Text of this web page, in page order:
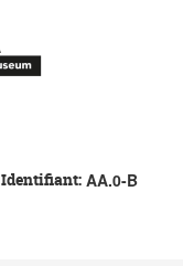
Identifiant: AA.0-B